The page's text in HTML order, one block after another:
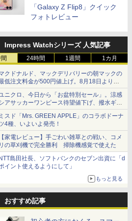
「Galaxy Z Flip8」クイック
フォトレビュー
Impress Watchシリーズ 人気記事
24時間 1週間 1カ月
クドナルド、マックデリバリーの朝マックの
低注文料金が500円値上げ。8月18日より
円から受付
ニクロ、今日から「お盆特別セール」。涼感
アサッカーワンピース待望値下げ、撥水ギア
ョーツは1990円に
スド「Mrs. GREEN APPLE」のコラボドーナ
4種、いよいよ発売！
家電レビュー】手ごわい雑草との戦い、コメ
の草刈機で完全勝利 掃除機感覚で使えた
島田社長、ソフトバンクのセブン出資に「d
イント使えるようにして」
もっと見る
おすすめ記事